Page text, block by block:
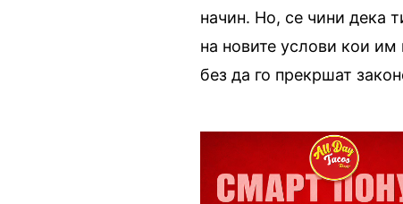
начин. Но, се чини дека
на новите услови кои им
без да го прекршат